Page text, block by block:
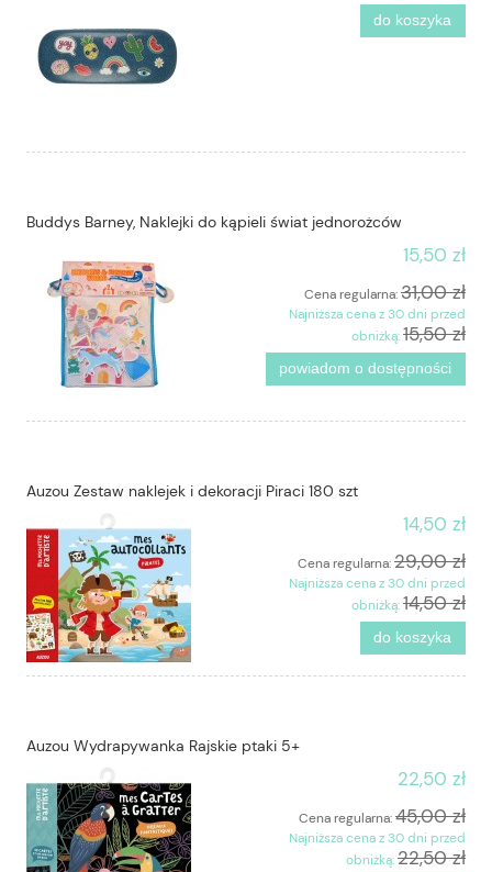
do koszyka
Buddys Barney, Naklejki do kąpieli świat jednorożców
15,50 zł
Cena regularna:31,00 zł
Najniższa cena z 30 dni przed
obniżką:15,50 zł
powiadom o dostępności
Auzou Zestaw naklejek i dekoracji Piraci 180 szt
14,50 zł
Cena regularna:29,00 zł
Najniższa cena z 30 dni przed
obniżką:14,50 zł
do koszyka
Auzou Wydrapywanka Rajskie ptaki 5+
22,50 zł
Cena regularna:45,00 zł
Najniższa cena z 30 dni przed
obniżką:22,50 zł